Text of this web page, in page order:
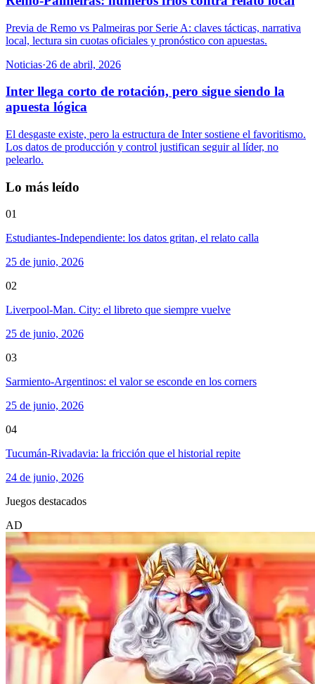
Previa de Remo vs Palmeiras por Serie A: claves tácticas, narrativa
local, lectura sin cuotas oficiales y pronóstico con apuestas.
Noticias·26 de abril, 2026
Inter llega corto de rotación, pero sigue siendo la
apuesta lógica
El desgaste existe, pero la estructura de Inter sostiene el favoritismo.
Los datos de producción y control justifican seguir al líder, no
pelearlo.
Lo más leído
01
Estudiantes-Independiente: los datos gritan, el relato calla
25 de junio, 2026
02
Liverpool-Man. City: el libreto que siempre vuelve
25 de junio, 2026
03
Sarmiento-Argentinos: el valor se esconde en los corners
25 de junio, 2026
04
Tucumán-Rivadavia: la fricción que el historial repite
24 de junio, 2026
Juegos destacados
AD